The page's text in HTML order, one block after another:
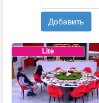
Добавить
Lite